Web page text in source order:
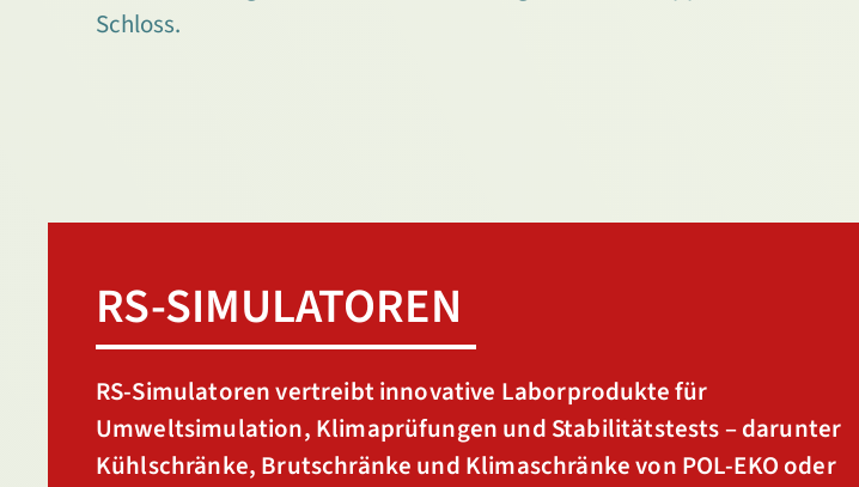
Schloss.
RS-SIMULATOREN
RS-Simulatoren vertreibt innovative Laborprodukte für
Umweltsimulation, Klimaprüfungen und Stabilitätstests – darunter
Kühlschränke, Brutschränke und Klimaschränke von POL-EKO oder